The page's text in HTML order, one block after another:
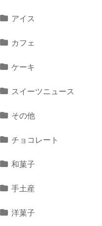
アイス
カフェ
ケーキ
スイーツニュース
その他
チョコレート
和菓子
手土産
洋菓子